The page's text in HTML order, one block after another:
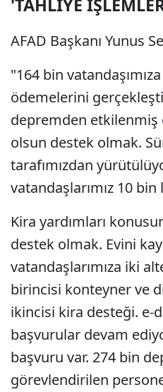
'TAHLİYE
AFAD Başkanı Yunus
"164 bin
ödemelerini
depremden etkilenmiş
olsun destek olmak.
tarafımızdan
vatandaşlarımız 10
Kira yardımları
destek olmak. Evini
vatandaşlarımıza iki
birincisi konteyner ve
ikincisi kira desteği. e-
başvurular devam
başvuru var. 274 bin
görevlendirilen